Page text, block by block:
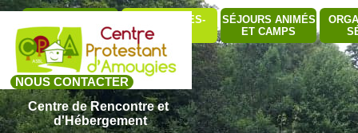
Aller au contenu
Sauter le
BÂTIMENTS
QUI SOMMES-
NOUS ?
▼
SÉJOURS ANIMÉS
ET CAMPS
NOUS CONTACTER
Centre de Rencontre et
d'Hébergement